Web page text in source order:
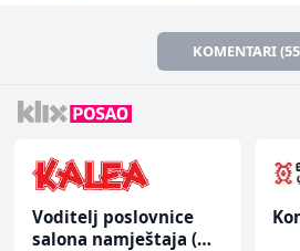
KOMENTARI
Voditelj poslovnice
salona namještaja (m/